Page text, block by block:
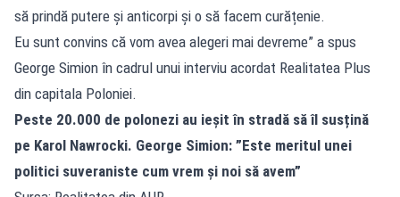
să prindă putere și anticorpi și o să facem curățenie.
Eu sunt convins că vom avea alegeri mai devreme” a spus
George Simion în cadrul unui interviu acordat Realitatea Plus
din capitala Poloniei.
Peste 20.000 de polonezi au ieșit în stradă să îl susțină
pe Karol Nawrocki. George Simion: ”Este meritul unei
politici suveraniste cum vrem și noi să avem”